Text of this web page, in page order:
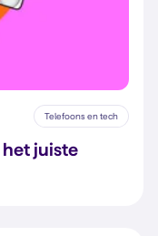
Telefoons en tech
het juiste